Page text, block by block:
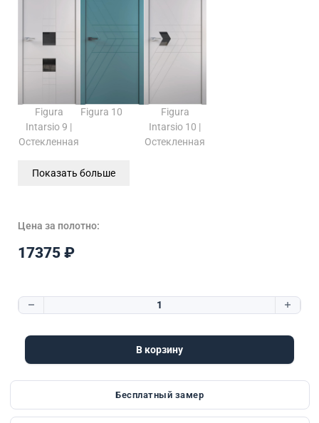
Figura
Intarsio 9 |
Остекленная
Figura 10
Figura
Intarsio 10 |
Остекленная
Показать больше
Цена за полотно:
17375 ₽
Количество товара Figura Intarsio 1 | Остекленная
В корзину
Бесплатный замер